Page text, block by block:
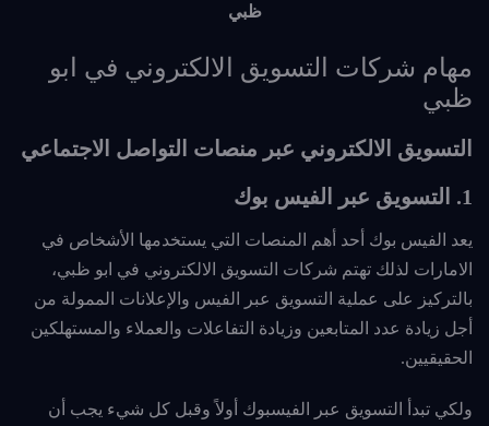
ظبي
مهام شركات التسويق الالكتروني في ابو
ظبي
التسويق الالكتروني عبر منصات التواصل الاجتماعي
1. التسويق عبر الفيس بوك
يعد الفيس بوك أحد أهم المنصات التي يستخدمها الأشخاص في
الامارات لذلك تهتم شركات التسويق الالكتروني في ابو ظبي،
بالتركيز على عملية التسويق عبر الفيس والإعلانات الممولة من
أجل زيادة عدد المتابعين وزيادة التفاعلات والعملاء والمستهلكين
الحقيقيين.
ولكي تبدأ التسويق عبر الفيسبوك أولاً وقبل كل شيء يجب أن